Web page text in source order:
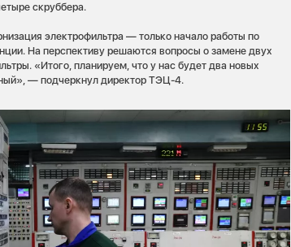
скруббера.
электрофильтра — только начало работы по
На перспективу решаются вопросы о замене двух
«Итого, планируем, что у нас будет два новых
— подчеркнул директор ТЭЦ-4.